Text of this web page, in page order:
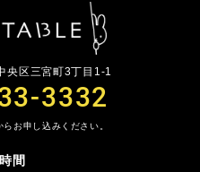
央区三宮町3丁目1-1
3332
お申し込みください。
間